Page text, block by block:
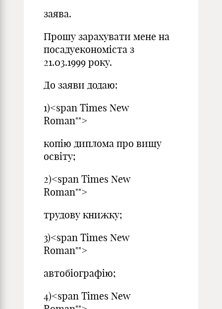
заява.
Прошу зарахувати мене на
посадуекономіста з
21.03.1999 року.
До заяви додаю:
1)<span Times New
Roman"">
копію диплома про вищу
освіту;
2)<span Times New
Roman"">
трудову книжку;
3)<span Times New
Roman"">
автобіографію;
4)<span Times New